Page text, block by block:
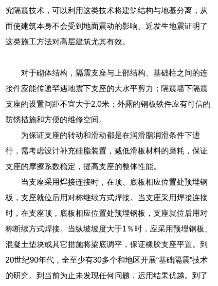
究隔震技术，可以利用这类技术将建筑结构与地基分离，从
而使建筑本身不会受到地面震动的影响。近发生地震证明了
这类施工方法对高层建筑尤其有效。
对于砌体结构，隔震支座与上部结构、基础柱之间的连
接件应能传递罕遇地震下支座的大水平剪力；隔震墙下隔震
支座的设置间距不宜大于2.0米；外露的钢板铁件应有可信的
防锈措施和方便的维修空间。
为保证支座的转动和滑动都是在润滑脂润滑条件下进
行，需考虑设计补充硅脂装置，减低滑板材料的磨耗，保证
支座的摩擦系数稳定，提高支座的整体性能。
当支座采用焊接连接时，在顶、底板相应位置处预埋钢
板，支座就位后用对称继续方式焊接。当支座采用焊接连接
时，在支座顶，底板相应位置处预埋钢板，支座就位后用对
称断续方式焊接。当纵坡坡度大于1％时，应采用预埋钢板、
混凝土垫块或其它措施将梁底调平，保证橡胶支座平置。到
20世纪90年代，全至少有30多个和地区开展“基础隔震”技术
的研究。到当前为止未发现任何问题，运用结果优越。到了